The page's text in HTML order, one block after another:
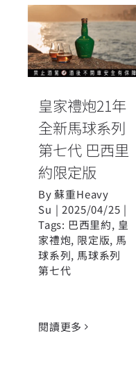
皇家禮炮21年
全新馬球系列
第七代 巴西里
皇家禮炮21年
全新馬球系列
第七代 巴西里
約限定版
By蘇重Heavy
Su | 2025/04/25 |
Tags: 巴西里約, 皇
家禮炮, 限定版, 馬
球系列, 馬球系列
第七代
閱讀更多